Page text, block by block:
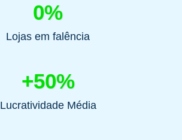
0%
Lojas em falência
+50%
Lucratividade Média